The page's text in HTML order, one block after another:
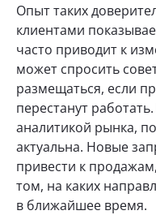
Опыт таких
клиентами
часто приводит к
может спросить
размещаться, если
перестанут
аналитикой рынка,
актуальна. Новые
привести к
том, на каких
в ближайшее время.